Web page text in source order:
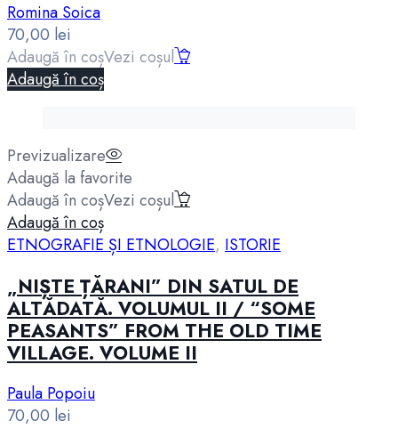
Romina Soica
70,00 lei
Adaugă în coșVezi coșul
Adaugă în coș
Previzualizare
Adaugă la favorite
Adaugă în coșVezi coșul
Adaugă în coș
ETNOGRAFIE ȘI ETNOLOGIE, ISTORIE
„NIȘTE ȚĂRANI” DIN SATUL DE
ALTĂDATĂ. VOLUMUL II / “SOME
PEASANTS” FROM THE OLD TIME
VILLAGE. VOLUME II
Paula Popoiu
70,00 lei